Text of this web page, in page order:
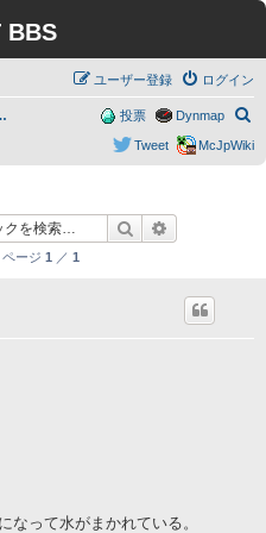
BBS
ログイン
ユーザー登録
告
索
Dynmap
投票
McJpWiki
Tweet
検索
ページ 1 ／ 1
なって水がまかれている。